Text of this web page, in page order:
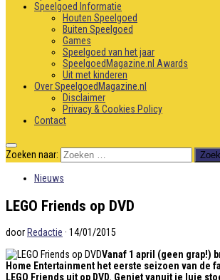
Speelgoed Informatie
Houten Speelgoed
Buiten Speelgoed
Games
Speelgoed van het jaar
SpeelgoedMagazine.nl Awards
Uit met kinderen
Over SpeelgoedMagazine.nl
Disclaimer
Privacy & Cookies Policy
Contact
Zoeken naar:
Nieuws
LEGO Friends op DVD
door Redactie · 14/01/2015
Vanaf 1 april (geen grap!)
Home Entertainment het eerste seizoen van de
LEGO Friends uit op DVD. Geniet vanuit je luie